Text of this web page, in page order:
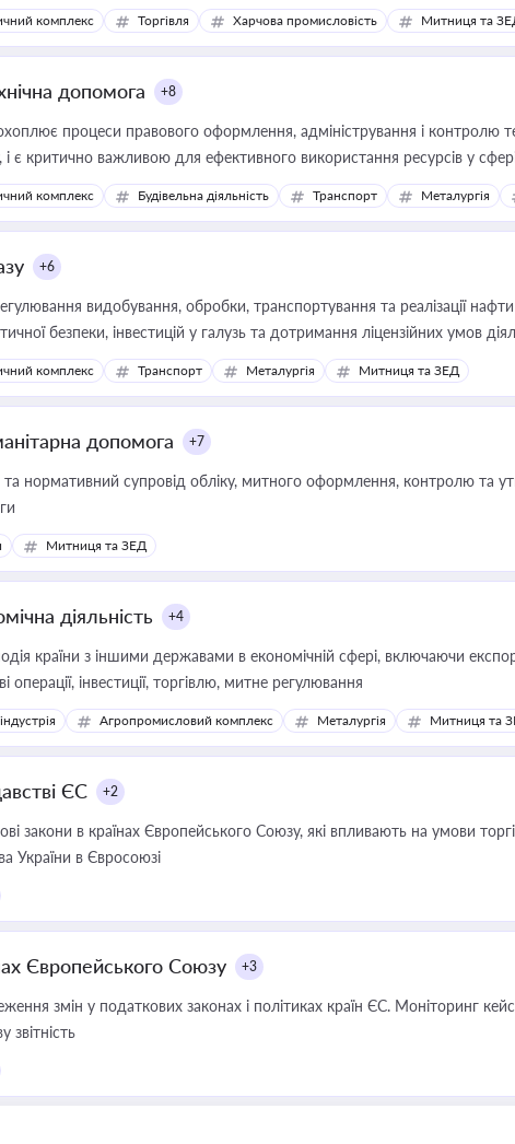
комплекс Торгівля Харчова промисловість Митниця та
допомога +8
процеси правового оформлення, адміністрування і контролю
і є критично важливою для ефективного використання ресурсів у
комплекс Будівельна діяльність Транспорт Металургія
+6
видобування, обробки, транспортування та реалізації
безпеки, інвестицій у галузь та дотримання ліцензійних умов
комплекс Транспорт Металургія Митниця та ЗЕД
допомога +7
та нормативний супровід обліку, митного оформлення, контролю та
Митниця та ЗЕД
діяльність +4
країни з іншими державами в економічній сфері, включаючи
операції, інвестиції, торгівлю, митне регулювання
Агропромисловий комплекс Металургія Митниця та
ЄС +2
в країнах Європейського Союзу, які впливають на умови торгівлі, трудової міграції, інтеграції та
України в Євросоюзі
Європейського Союзу +3
змін у податкових законах і політиках країн ЄС. Моніторинг
звітність